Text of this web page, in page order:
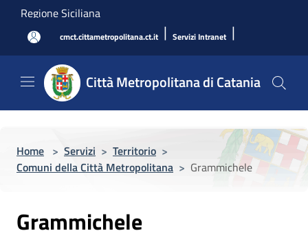
Salta al contenuto principale
Regione Siciliana
cmct.cittametropolitana.ct.it | Servizi Intranet |
Città Metropolitana di Catania
Home > Servizi > Territorio >
Comuni della Città Metropolitana > Grammichele
Grammichele